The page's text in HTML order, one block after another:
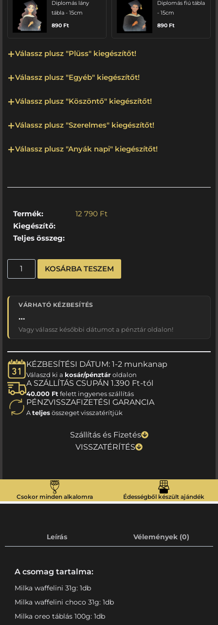
Diplomás lány
tábla - 15cm
890 Ft
Diplomás fiú tábla
- 15cm
890 Ft
Válassz plusz "Plüss" kiegészítőt!
Válassz plusz "Egyéb" kiegészítőt!
Válassz plusz "Köszöntő" kiegészítőt!
Válassz plusz "Szerelmes" kiegészítőt!
Válassz plusz "Anyák napi" kiegészítőt!
Termék: 12 790 Ft
Kiegészítő:
Teljes összeg:
KOSÁRBA TESZEM
VÁRHATÓ KÉZBESÍTÉS
…
Vagy válassz későbbi dátumot a pénztár oldalon!
KÉZBESÍTÉSI DÁTUM: 1-2 munkanap
Válaszd ki a kosár/pénztároldalon
A SZÁLLÍTÁS CSUPÁN 1.390 Ft-tól
40.000 Ftfelett ingyenes szállítás
PÉNZVISSZAFIZETÉSI GARANCIA
Ateljesösszeget visszatérítjük
Szállítás és Fizetés
VISSZATÉRÍTÉS
Csokor minden alkalomra Édességből készült ajándék
Leírás Vélemények (0)
A csomag tartalma:
Milka waffelini 31g: 1db
Milka waffelini choco 31g: 1db
Milka oreo táblás 100g: 1db